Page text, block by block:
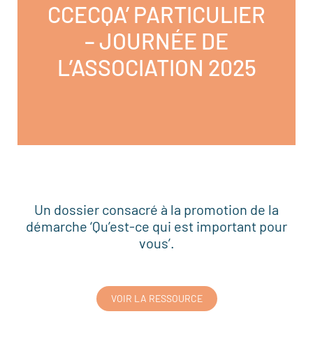
CCECQA’ PARTICULIER
– JOURNÉE DE
L’ASSOCIATION 2025
Un dossier consacré à la promotion de la
démarche ‘Qu’est-ce qui est important pour
vous’.
VOIR LA RESSOURCE